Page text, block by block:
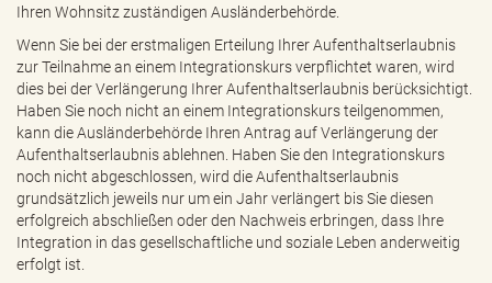
Ihren Wohnsitz zuständigen Ausländerbehörde.
Wenn Sie bei der erstmaligen Erteilung Ihrer Aufenthaltserlaubnis
zur Teilnahme an einem Integrationskurs verpflichtet waren, wird
dies bei der Verlängerung Ihrer Aufenthaltserlaubnis berücksichtigt.
Haben Sie noch nicht an einem Integrationskurs teilgenommen,
kann die Ausländerbehörde Ihren Antrag auf Verlängerung der
Aufenthaltserlaubnis ablehnen. Haben Sie den Integrationskurs
noch nicht abgeschlossen, wird die Aufenthaltserlaubnis
grundsätzlich jeweils nur um ein Jahr verlängert bis Sie diesen
erfolgreich abschließen oder den Nachweis erbringen, dass Ihre
Integration in das gesellschaftliche und soziale Leben anderweitig
erfolgt ist.